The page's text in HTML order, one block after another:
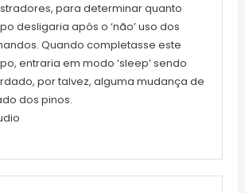
para determinar quanto
desligaria após o ‘não’ uso dos
Quando completasse este
entraria em modo ‘sleep’ sendo
por talvez, alguma mudança de
dos pinos.